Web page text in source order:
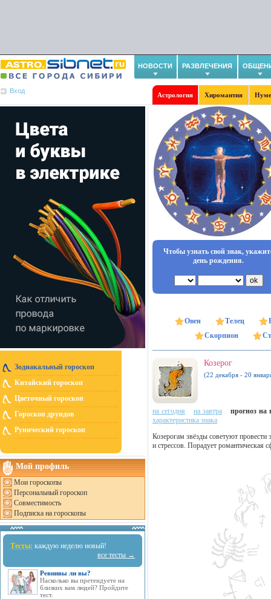
НОВОСТИ РАЗВЛЕЧЕНИЯ
Вход
Астрология Хиромантия
Зодиакальный гороскоп
Китайский гороскоп
Цветочный гороскоп
Гороскоп друидов
Рунический гороскоп
Мой профиль
Мои гороскопы
Персональный гороскоп
Совместимость
Подписка на гороскопы
Тесты: каждую неделю новый!
все тесты →
Ревнивы ли вы?
Насколько вы претендуете на
близких вам людей? Пройдите
тест.
Чтобы узнать свой знак,
день рождения.
Овен Телец
Скорпион
Козерог
(22 декабря - 20
на сегодня на завтра
прогноз на
характеристика знака
Козерогам звёзды советуют провести
и стрессов. Порадует романтическая